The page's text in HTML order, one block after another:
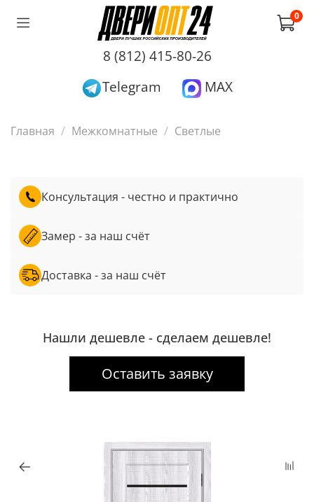
0
8 (812) 415-80-26
Telegram
MAX
Главная Межкомнатные Светлые
Консультация - честно и практично
Замер - за наш счёт
Доставка - за наш счёт
Нашли дешевле - сделаем дешевле!
Оставить заявку